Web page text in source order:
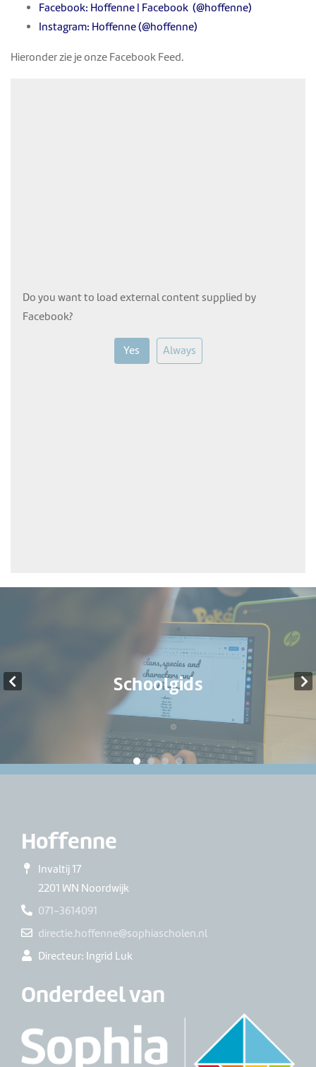
Facebook: Hoffenne | Facebook (@hoffenne)
Instagram: Hoffenne (@hoffenne)
Hieronder zie je onze Facebook Feed.
Do you want to load external content supplied by
Facebook?
Yes Always
Schoolgids
Hoffenne
Invaltij 17
2201 WN Noordwijk
071-3614091
directie.hoffenne@sophiascholen.nl
Directeur: Ingrid Luk
Onderdeel van